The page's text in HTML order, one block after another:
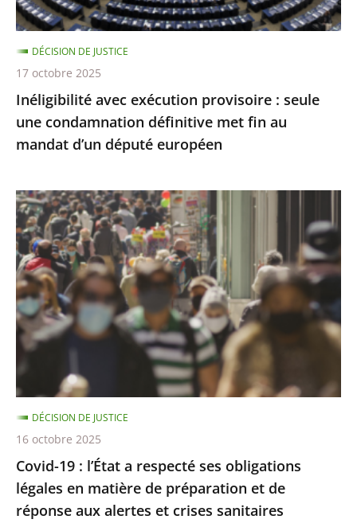
définitive
met
fin
au
mandat
d’un
député
Inéligibilité avec exécution provisoire : seule
une condamnation définitive met fin au
mandat d’un député européen
DÉCISION DE JUSTICE
17 octobre 2025
Covid-
19
:
l’État
a
respecté
ses
obligations
légales
en
matière
de
préparation
et
de
Covid-19 : l’État a respecté ses obligations
légales en matière de préparation et de
réponse aux alertes et crises sanitaires
DÉCISION DE JUSTICE
16 octobre 2025